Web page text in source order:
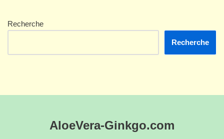
Recherche
Recherche
AloeVera-Ginkgo.com